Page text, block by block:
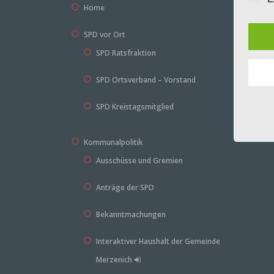
Home
SPD vor Ort
SPD Ratsfraktion
SPD Ortsverband – Vorstand
SPD Kreistagsmitglied
Kommunalpolitik
Ausschüsse und Gremien
Anträge der SPD
Bekanntmachungen
Interaktiver Haushalt der Gemeinde
Merzenich